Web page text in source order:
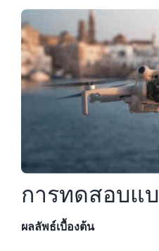
การทดสอบแ
ผลลัพธ์เบื้องต้น